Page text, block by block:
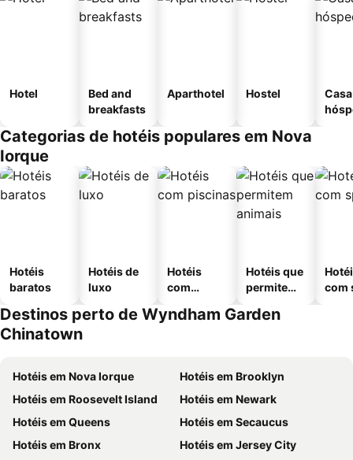
Hotel
Bed and
breakfasts
Aparthotel Hostel
Categorias de hotéis populares em Nova
Iorque
Hotéis
baratos
Hotéis de
luxo
Hotéis
com
Hotéis que
permitem
com
Destinos perto de Wyndham Garden
Chinatown
Hotéis em Nova Iorque
Hotéis em Brooklyn
Hotéis em Roosevelt Island
Hotéis em Newark
Hotéis em Queens
Hotéis em Secaucus
Hotéis em Bronx
Hotéis em Jersey City